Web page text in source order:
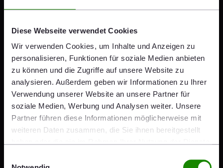
Diese Webseite verwendet Cookies
Wir verwenden Cookies, um Inhalte und Anzeigen zu
personalisieren, Funktionen für soziale Medien anbieten
zu können und die Zugriffe auf unsere Website zu
analysieren. Außerdem geben wir Informationen zu Ihrer
Verwendung unserer Website an unsere Partner für
soziale Medien, Werbung und Analysen weiter. Unsere
Partner führen diese Informationen möglicherweise mit
weiteren Daten zusammen, die Sie ihnen bereitgestellt
"Es war schon immer das Ziel von
wienerberger, die Lebensqualität
der Menschen zu verbessern und
neue Maßstäbe in der Bauindustrie
zu setzen. Als Taktgeber in unserer
Branche arbeiten wir stetig daran,
die Potenziale der Digitalisierung
voll auszuschöpfen. Mit dieser